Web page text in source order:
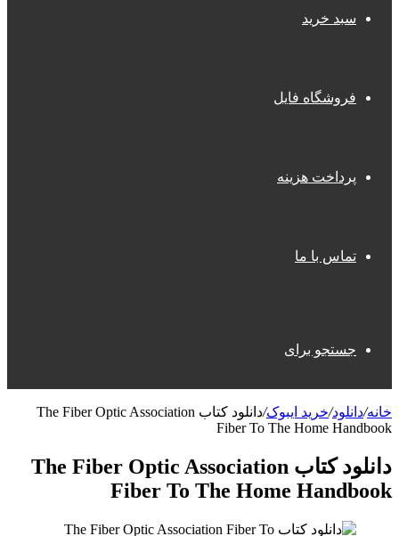
سبد خرید
فروشگاه فایل
پرداخت هزینه
تماس با ما
جستجو برای
خانه/دانلود/خرید ایبوک/
دانلود کتاب The Fiber Optic Association
Fiber To The Home Handbook
دانلود کتاب The Fiber Optic Association
Fiber To The Home Handbook